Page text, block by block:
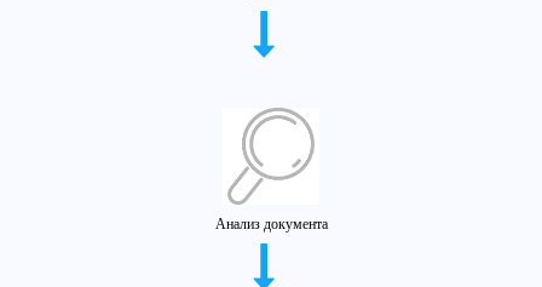
Анализ документа